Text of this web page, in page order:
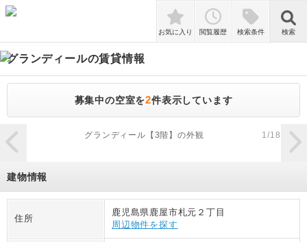
検索
お気に入り 閲覧履歴 検索条件 検索
グランディールの賃貸情報
募集中の空室を2件表示しています
zoom_in
グランディール【3階】の外観 1/18
建物情報
住所
鹿児島県鹿屋市札元２丁目
周辺物件を探す